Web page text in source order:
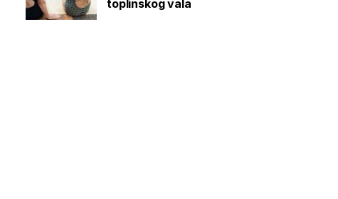
toplinskog vala